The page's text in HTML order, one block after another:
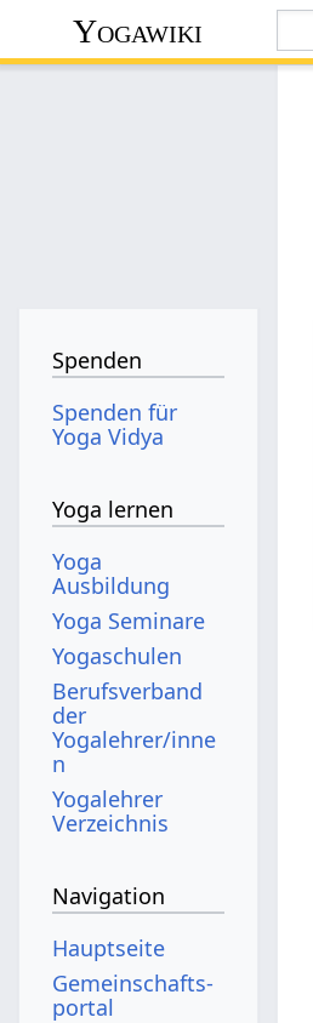
Yogawiki
Spenden
Spenden für
Yoga Vidya
Yoga lernen
Yoga
Ausbildung
Yoga Seminare
Yogaschulen
Berufsverband
der
Yogalehrer/inne
n
Yogalehrer
Verzeichnis
Navigation
Hauptseite
Gemeinschafts­
portal